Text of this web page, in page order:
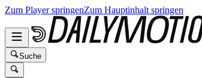
Zum Player springenZum Hauptinhalt springen
Suche